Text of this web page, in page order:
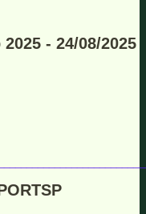
- 24/08/2025